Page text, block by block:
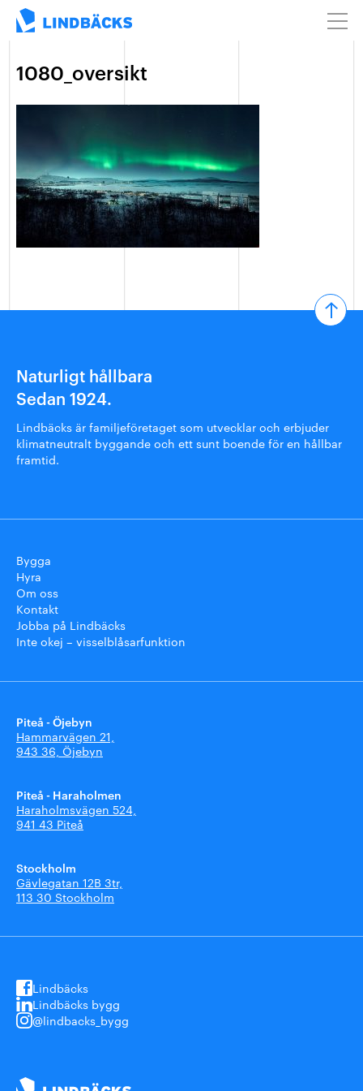
1080_oversikt
Naturligt hållbara
Sedan 1924.
Lindbäcks är familjeföretaget som utvecklar och erbjuder
klimatneutralt byggande och ett sunt boende för en hållbar
framtid.
Bygga
Hyra
Om oss
Kontakt
Jobba på Lindbäcks
Inte okej – visselblåsarfunktion
Piteå - Öjebyn
Hammarvägen 21,
943 36, Öjebyn
Piteå - Haraholmen
Haraholmsvägen 524,
941 43 Piteå
Stockholm
Gävlegatan 12B 3tr,
113 30 Stockholm
Lindbäcks
Lindbäcks bygg
@lindbacks_bygg